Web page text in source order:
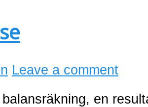
Leave a comment
en